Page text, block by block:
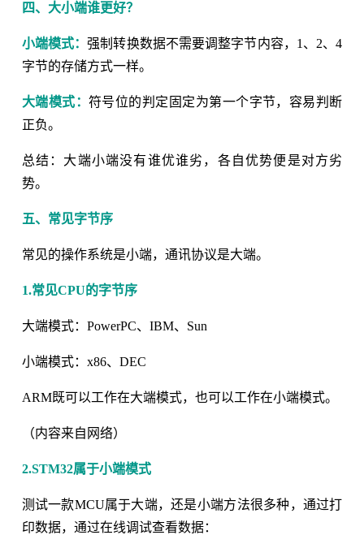
四、大小端谁更好？
小端模式：强制转换数据不需要调整字节内容，1、2、4
字节的存储方式一样。
大端模式：符号位的判定固定为第一个字节，容易判断
正负。
总结：大端小端没有谁优谁劣，各自优势便是对方劣
势。
五、常见字节序
常见的操作系统是小端，通讯协议是大端。
1.常见CPU的字节序
大端模式：PowerPC、IBM、Sun
小端模式：x86、DEC
ARM既可以工作在大端模式，也可以工作在小端模式。
（内容来自网络）
2.STM32属于小端模式
测试一款MCU属于大端，还是小端方法很多种，通过打
印数据，通过在线调试查看数据：